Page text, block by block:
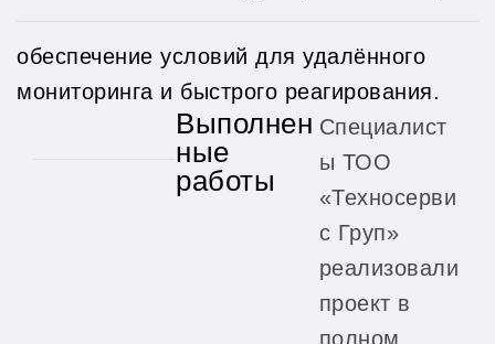
обеспечение условий для удалённого
мониторинга и быстрого реагирования.
Выполнен
ные
работы
Специалист
ы ТОО
«Техносерви
с Груп»
реализовали
проект в
полном